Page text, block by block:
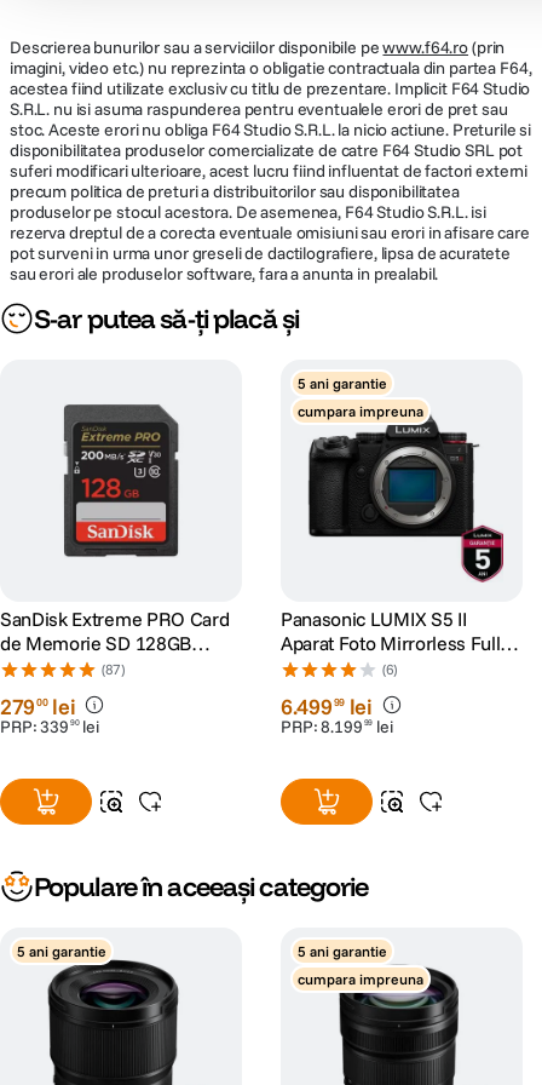
Descrierea bunurilor sau a serviciilor disponibile pewww.f64.ro(prin
imagini, video etc.) nu reprezinta o obligatie contractuala din partea F64,
acestea fiind utilizate exclusiv cu titlu de prezentare. Implicit F64 Studio
S.R.L. nu isi asuma raspunderea pentru eventualele erori de pret sau
stoc. Aceste erori nu obliga F64 Studio S.R.L. la nicio actiune. Preturile si
disponibilitatea produselor comercializate de catre F64 Studio SRL pot
suferi modificari ulterioare, acest lucru fiind influentat de factori externi
precum politica de preturi a distribuitorilor sau disponibilitatea
produselor pe stocul acestora. De asemenea, F64 Studio S.R.L. isi
rezerva dreptul de a corecta eventuale omisiuni sau erori in afisare care
pot surveni in urma unor greseli de dactilografiere, lipsa de acuratete
sau erori ale produselor software, fara a anunta in prealabil.
S-ar putea să-ți placă și
SanDisk Extreme PRO Card
de Memorie SD 128GB
SDXC UHS-I Class 10 U3 V30
+ 2 Ani RescuePRO Deluxe
(87)
27900 lei
PRP:339 90 lei
5 ani garantie
cumpara impreuna
Panasonic LUMIX S5 II
Aparat Foto Mirrorless Full
Frame 24.2MP
(6)
6.49999 lei
PRP:8.199 99 lei
Populare în aceeași categorie
5 ani garantie
5 ani garantie
cumpara impreuna